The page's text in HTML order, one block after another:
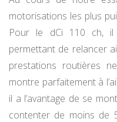
motorisations les plus
Pour le dCi 110 ch,
permettant de relancer
prestations routières
montre parfaitement à
il a l’avantage de se
contenter de moins de